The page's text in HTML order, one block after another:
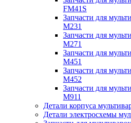
FM41S
Запчасти для
M231
Запчасти для
M271
Запчасти для
M451
Запчасти для
M452
Запчасти для
M911
Детали корпуса
Детали электросхемы